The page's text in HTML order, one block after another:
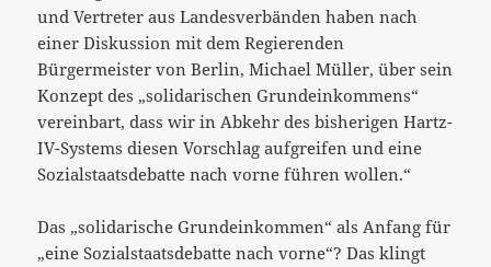
und Vertreter aus Landesverbänden haben nach
einer Diskussion mit dem Regierenden
Bürgermeister von Berlin, Michael Müller, über sein
Konzept des „solidarischen Grundeinkommens“
vereinbart, dass wir in Abkehr des bisherigen Hartz-
IV-Systems diesen Vorschlag aufgreifen und eine
Sozialstaatsdebatte nach vorne führen wollen.“
Das „solidarische Grundeinkommen“ als Anfang für
„eine Sozialstaatsdebatte nach vorne“? Das klingt